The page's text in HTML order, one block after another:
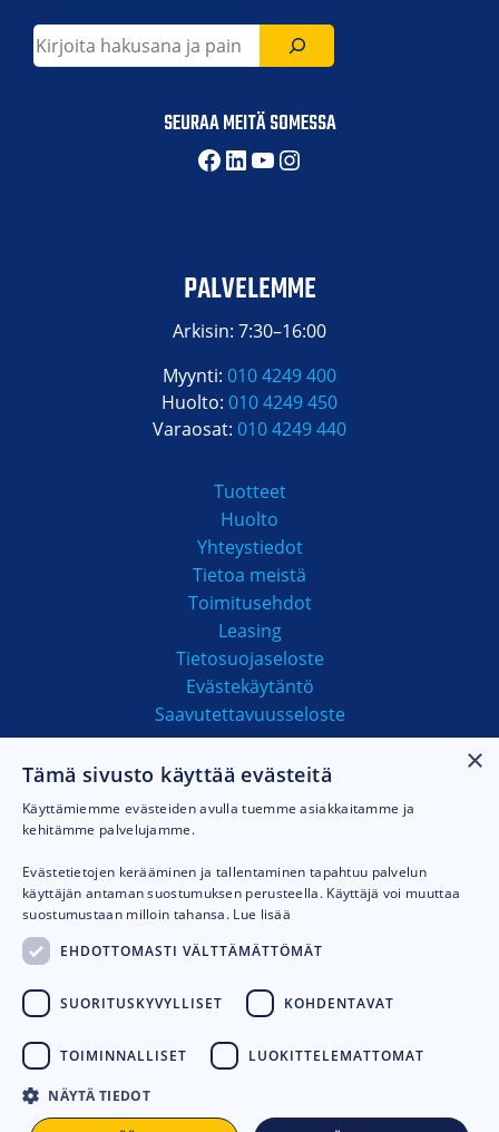
Etsi
SEURAA MEITÄ SOMESSA
Facebook
LinkedIn
YouTube
Instagram
PALVELEMME
Arkisin: 7:30–16:00
Myynti: 010 4249 400
Huolto: 010 4249 450
Varaosat: 010 4249 440
Tuotteet
Huolto
Yhteystiedot
Tietoa meistä
Toimitusehdot
Leasing
Tietosuojaseloste
Evästekäytäntö
Saavutettavuusseloste
MAKSUTAVAT
×
Tämä sivusto käyttää evästeitä
Käyttämiemme evästeiden avulla tuemme asiakkaitamme ja
kehitämme palvelujamme.
Evästetietojen kerääminen ja tallentaminen tapahtuu palvelun
käyttäjän antaman suostumuksen perusteella. Käyttäjä voi muuttaa
suostumustaan milloin tahansa. Lue lisää
EHDOTTOMASTI VÄLTTÄMÄTTÖMÄT
SUORITUSKYVYLLISET KOHDENTAVAT
TOIMINNALLISET LUOKITTELEMATTOMAT
NÄYTÄ TIEDOT